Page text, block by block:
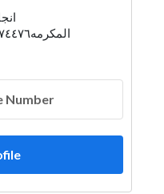
المكرمه٠٥٤٠٠٧٤٤٧٦توريد تركيب عقود صيانه
Number